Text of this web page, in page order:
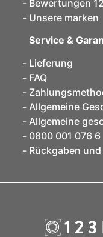
Bewertungen
Unsere marken
Service &
Lieferung
FAQ
Allgemeine
Allgemeine
0800 001 076 6
Rückgaben